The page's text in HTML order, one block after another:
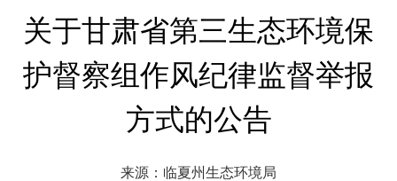
关于甘肃省第三生态环境保
护督察组作风纪律监督举报
方式的公告
来源：临夏州生态环境局